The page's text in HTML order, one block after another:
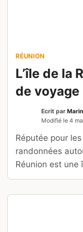
RÉUNION
L’île de la
de
Ecrit par
Modifié le 4
Réputée pour
randonnées
Réunion est une
passer des